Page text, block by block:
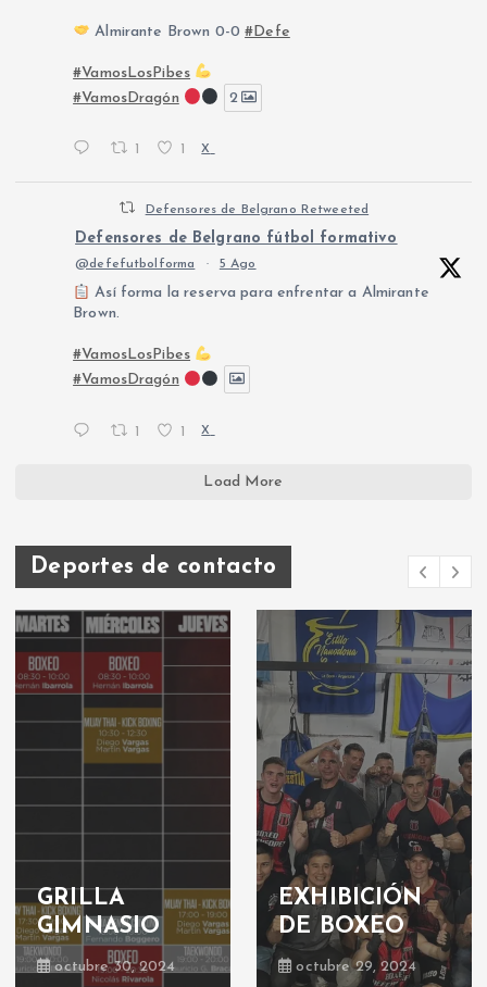
Almirante Brown 0-0#Defe
#VamosLosPibes
#VamosDragón
2
X
Defensores de Belgrano Retweeted
Defensores de Belgrano fútbol formativo
@defefutbolforma · 5 Ago
Así forma la reserva para enfrentar a Almirante
Brown.
#VamosLosPibes
#VamosDragón
1 1 X
Load More
Deportes de contacto
Boxeo: velada
boxística
junio 23, 2019
Deportes de
contacto:
¡nueva
actividad!
junio 17, 2019